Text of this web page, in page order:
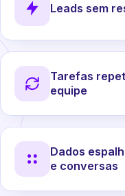
Leads sem
Tarefas
equipe
Dados
e conversas